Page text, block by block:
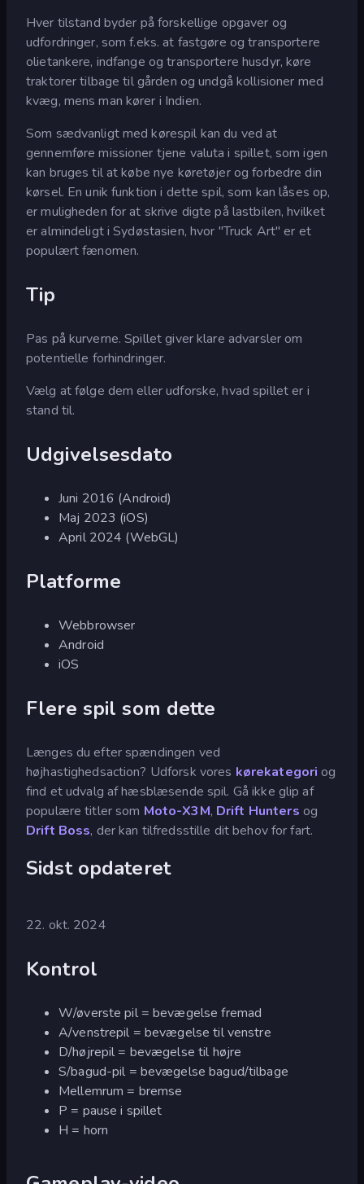
Hver tilstand byder på forskellige opgaver og
udfordringer, som f.eks. at fastgøre og transportere
olietankere, indfange og transportere husdyr, køre
traktorer tilbage til gården og undgå kollisioner med
kvæg, mens man kører i Indien.
Som sædvanligt med kørespil kan du ved at
gennemføre missioner tjene valuta i spillet, som igen
kan bruges til at købe nye køretøjer og forbedre din
kørsel. En unik funktion i dette spil, som kan låses op,
er muligheden for at skrive digte på lastbilen, hvilket
er almindeligt i Sydøstasien, hvor "Truck Art" er et
populært fænomen.
Tip
Pas på kurverne. Spillet giver klare advarsler om
potentielle forhindringer.
Vælg at følge dem eller udforske, hvad spillet er i
stand til.
Udgivelsesdato
Juni 2016 (Android)
Maj 2023 (iOS)
April 2024 (WebGL)
Platforme
Webbrowser
Android
iOS
Flere spil som dette
Længes du efter spændingen ved
højhastighedsaction? Udforsk vores kørekategori og
find et udvalg af hæsblæsende spil. Gå ikke glip af
populære titler som Moto-X3M, Drift Hunters og
Drift Boss, der kan tilfredsstille dit behov for fart.
Sidst opdateret
22. okt. 2024
Kontrol
W/øverste pil = bevægelse fremad
A/venstrepil = bevægelse til venstre
D/højrepil = bevægelse til højre
S/bagud-pil = bevægelse bagud/tilbage
Mellemrum = bremse
P = pause i spillet
H = horn